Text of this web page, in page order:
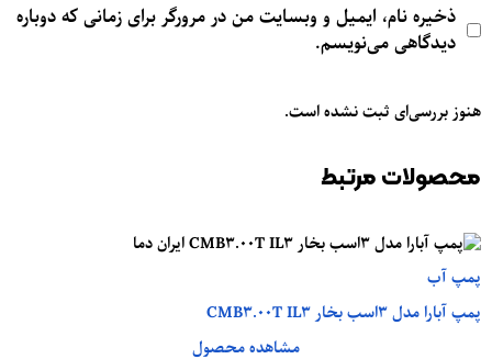
ذخیره نام، ایمیل و وبسایت من در مرورگر برای زمانی که دوباره
دیدگاهی می‌نویسم.
هنوز بررسی‌ای ثبت نشده است.
محصولات مرتبط
پمپ آب
پمپ آبارا مدل 3اسب بخار CMB3.00T IL3
مشاهده محصول